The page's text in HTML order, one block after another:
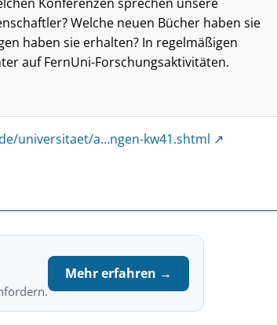
Welche neuen Bücher haben sie
haben sie erhalten? In regelmäßigen
auf FernUni-Forschungsaktivitäten.
universitaet/a…ngen-kw41.shtml
Mehr erfahren →